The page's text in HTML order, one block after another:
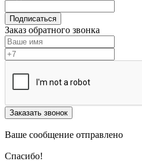
Подписаться
Заказ обратного звонка
Заказать звонок
Ваше сообщение отправлено
Спасибо!